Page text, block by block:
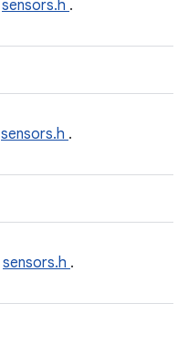
sensors.h .
sensors.h .
sensors.h .